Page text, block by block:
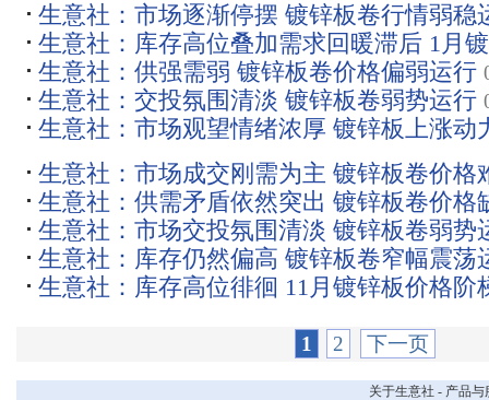
生意社：市场逐渐停摆 镀锌板卷行情弱稳
生意社：库存高位叠加需求回暖滞后 1月
生意社：供强需弱 镀锌板卷价格偏弱运行
生意社：交投氛围清淡 镀锌板卷弱势运行
生意社：市场观望情绪浓厚 镀锌板上涨动
生意社：市场成交刚需为主 镀锌板卷价格
生意社：供需矛盾依然突出 镀锌板卷价格
生意社：市场交投氛围清淡 镀锌板卷弱势
生意社：库存仍然偏高 镀锌板卷窄幅震荡
生意社：库存高位徘徊 11月镀锌板价格阶
1 2 下一页
关于生意社 - 产品与